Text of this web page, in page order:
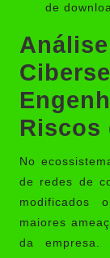
de
Riscos
No
de redes de
modificados
maiores
da empresa.